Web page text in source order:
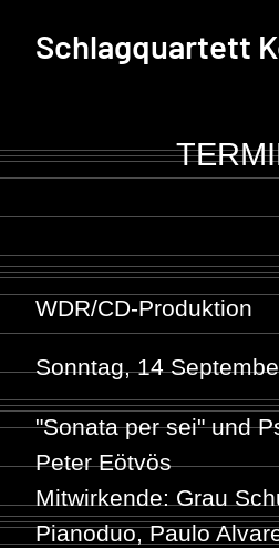
Schlagquartett
WDR/CD-Produktion
Sonntag, 14
"Sonata per sei" und
Peter Eötvös
Mitwirkende: Grau
Pianoduo,Paulo